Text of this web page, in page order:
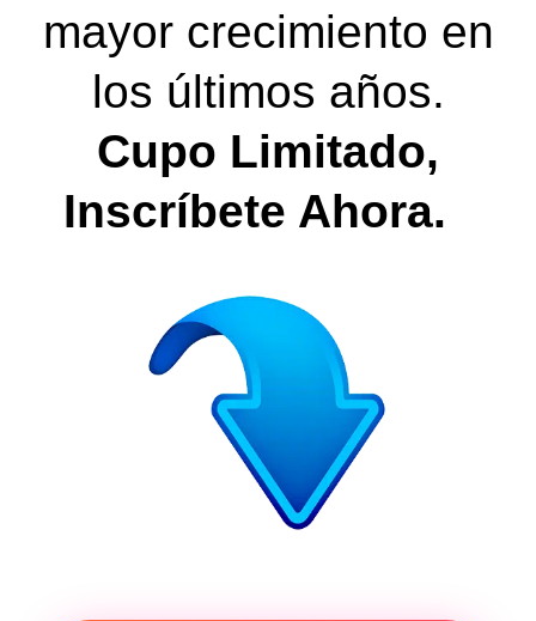
mayor crecimiento en
los últimos años.
Cupo Limitado,
Inscríbete Ahora.